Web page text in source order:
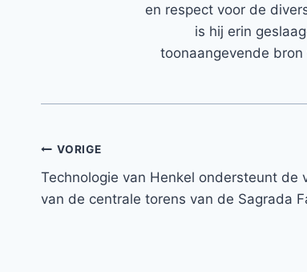
en respect voor de
is hij erin
toonaangevende
Bericht
navigatie
VORIGE
Technologie van Henkel ondersteunt de
van de centrale torens van de Sagrada